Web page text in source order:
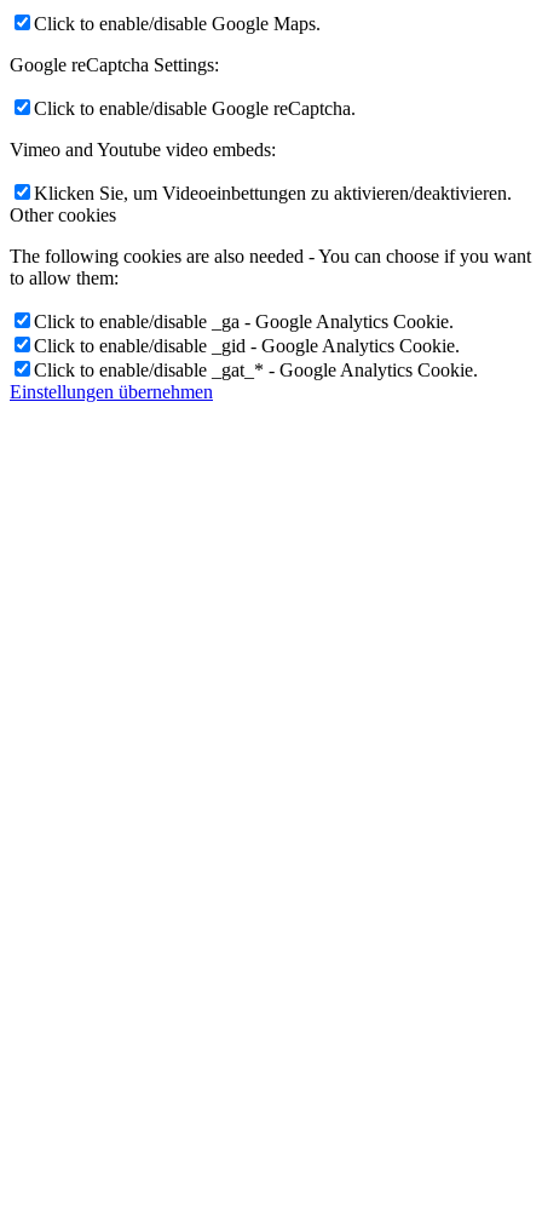
Click to enable/disable Google Maps.
Google reCaptcha Settings:
Click to enable/disable Google reCaptcha.
Vimeo and Youtube video embeds:
Klicken Sie, um Videoeinbettungen zu aktivieren/deaktivieren.
Other cookies
The following cookies are also needed - You can choose if you want
to allow them:
Click to enable/disable _ga - Google Analytics Cookie.
Click to enable/disable _gid - Google Analytics Cookie.
Click to enable/disable _gat_* - Google Analytics Cookie.
Einstellungen übernehmen